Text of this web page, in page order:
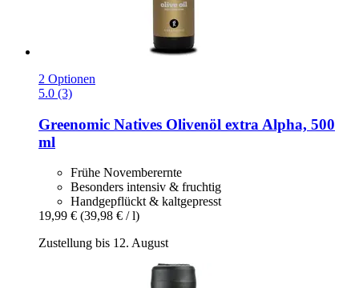
2 Optionen
5.0 (3)
Greenomic Natives Olivenöl extra Alpha, 500
ml
Frühe Novemberernte
Besonders intensiv & fruchtig
Handgepflückt & kaltgepresst
19,99 € (39,98 € / l)
Zustellung bis 12. August